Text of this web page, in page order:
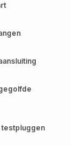
testpluggen